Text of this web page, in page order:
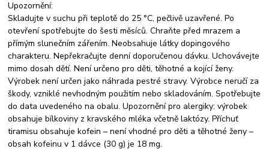
Upozornění:
Skladujte v suchu při teplotě do 25 °C, pečlivě uzavřené. Po
otevření spotřebujte do šesti měsíců. Chraňte před mrazem a
přímým slunečním zářením. Neobsahuje látky dopingového
charakteru. Nepřekračujte denní doporučenou dávku. Uchovávejte
mimo dosah dětí. Není určeno pro děti, těhotné a kojící ženy.
Výrobek není určen jako náhrada pestré stravy. Výrobce neručí za
škody, vzniklé nevhodným použitím nebo skladováním. Spotřebujte
do data uvedeného na obalu. Upozornění pro alergiky: výrobek
obsahuje bílkoviny z kravského mléka včetně laktózy. Příchuť
tiramisu obsahuje kofein – není vhodné pro děti a těhotné ženy –
obsah kofeinu v 1 dávce (30 g) je 18 mg.